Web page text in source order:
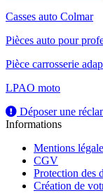
Casses auto Colmar
Pièces auto pour
Pièce carrosserie
LPAO moto
Déposer une
Informations
Mentions
CGV
Protection des
Création de